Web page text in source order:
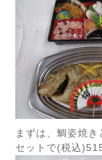
まずは、鯛姿焼
セットで(税込